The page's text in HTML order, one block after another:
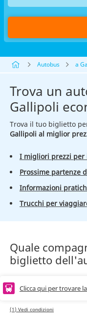
Autobus a
Trova un
Gallipoli
Trova il tuo biglietto
Gallipoli al miglior
I migliori prezzi
Prossime partenze
Informazioni
Trucchi per
Quale
biglietto
Clicca qui per trovare
(1) Vedi condizioni